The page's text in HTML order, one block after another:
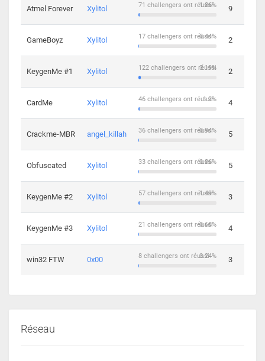
Atmel Forever Xylitol 1.86%
71 challengers ont réussi 9
GameBoyz Xylitol 0.44%
17 challengers ont réussi 2
KeygenMe #1 Xylitol 3.19%
122 challengers ont réussi 2
CardMe Xylitol 1.2%
46 challengers ont réussi 4
Crackme-MBR angel_killah 0.94%
36 challengers ont réussi 5
Obfuscated Xylitol 0.86%
33 challengers ont réussi 5
KeygenMe #2 Xylitol 1.49%
57 challengers ont réussi 3
KeygenMe #3 Xylitol 0.68%
21 challengers ont réussi 4
win32 FTW 0x00 0.24%
8 challengers ont réussi 3
Réseau